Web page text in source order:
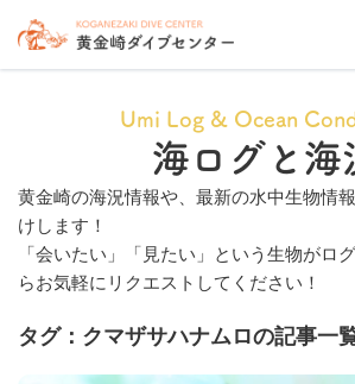
Umi Log & Ocean
海ログと海
黄金崎の海況情報や、最新の水中生物情
けします！
「会いたい」「見たい」という生物がロ
らお気軽にリクエストしてください！
タグ：クマザサハナムロの記事一